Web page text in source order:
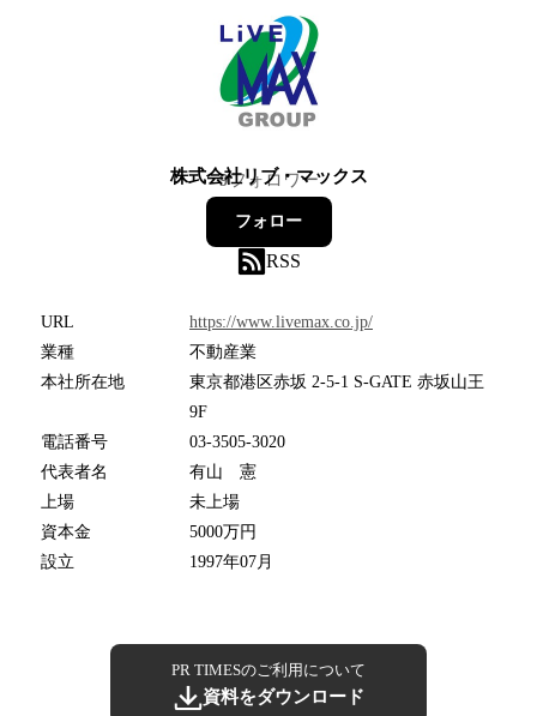
株式会社リブ・マックス
9フォロワー
フォロー
RSS
URL
https://www.livemax.co.jp/
業種
不動産業
本社所在地
東京都港区赤坂 2-5-1 S-GATE 赤坂山王
9F
電話番号
03-3505-3020
代表者名
有山 憲
上場
未上場
資本金
5000万円
設立
1997年07月
PR TIMESのご利用について
資料をダウンロード